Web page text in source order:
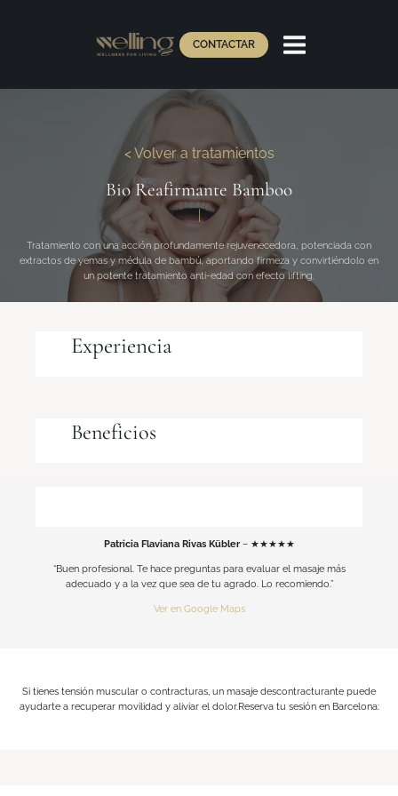
CONTACTAR
< Volver a tratamientos
Bio Reafirmante Bamboo
|
Tratamiento con una acción profundamente rejuvenecedora, potenciada con
extractos de yemas y médula de bambú, aportando firmeza y convirtiéndolo en
un potente tratamiento anti-edad con efecto lifting.
Experiencia
Beneficios
Patricia Flaviana Rivas Kübler– ★★★★★
“Buen profesional. Te hace preguntas para evaluar el masaje más
adecuado y a la vez que sea de tu agrado. Lo recomiendo.”
Ver en Google Maps
Si tienes tensión muscular o contracturas, un masaje descontracturante puede
ayudarte a recuperar movilidad y aliviar el dolor.Reserva tu sesión en Barcelona: